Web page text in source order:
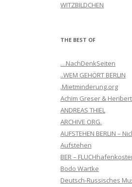
WITZBILDCHEN
THE BEST OF
…NachDenkSeiten
..WEM GEHÖRT BERLIN
.Mietminderung.org
Achim Greser &
ANDREAS THIEL
ARCHIVE ORG.
AUFSTEHEN BERLIN –
Aufstehen
BER –
Bodo Wartke
Deutsch-Russisches